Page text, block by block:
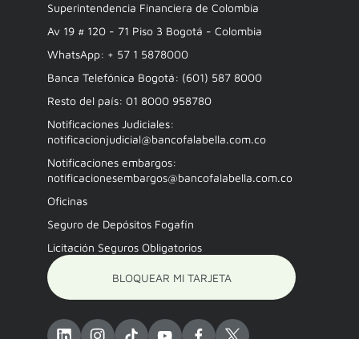
Superintendencia Financiera de Colombia
Av 19 # 120 - 71 Piso 3 Bogotá - Colombia
WhatsApp: + 57 1 5878000
Banca Telefónica Bogotá: (601) 587 8000
Resto del país: 01 8000 958780
Notificaciones Judiciales:
notificacionjudicial@bancofalabella.com.co
Notificaciones embargos:
notificacionesembargos@bancofalabella.com.co
Oficinas
Seguro de Depósitos Fogafín
Licitación Seguros Obligatorios
BLOQUEAR MI TARJETA